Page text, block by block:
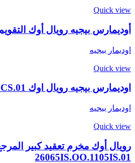
Quick view
أوديمارس بيجيه رويال أوك
اوديمار بيجيه
Quick view
اوديمارس بيجيه رويال اوك 26579CS.OO.1225CS.01
اوديمار بيجيه
Quick view
رويال أوك مخرم تعقيد كبير
26065IS.OO.1105IS.01